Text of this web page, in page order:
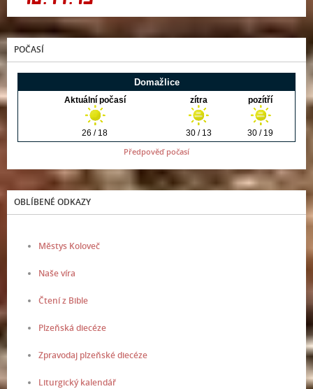
POČASÍ
Předpověď počasí
OBLÍBENÉ ODKAZY
Městys Koloveč
Naše víra
Čtení z Bible
Plzeňská diecéze
Zpravodaj plzeňské diecéze
Liturgický kalendář